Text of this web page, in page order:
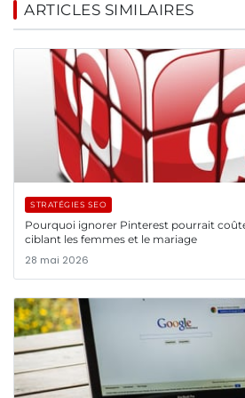
ARTICLES SIMILAIRES
STRATÉGIES SEO
Pourquoi ignorer Pinterest pourrait
ciblant les femmes et le mariage
28 mai 2026